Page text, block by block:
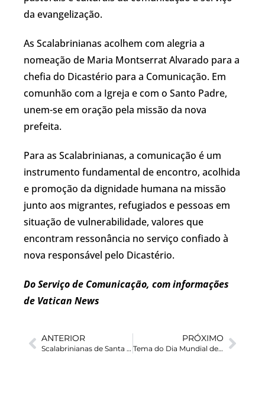
da evangelização.
As Scalabrinianas acolhem com alegria a
nomeação de Maria Montserrat Alvarado para a
chefia do Dicastério para a Comunicação. Em
comunhão com a Igreja e com o Santo Padre,
unem-se em oração pela missão da nova
prefeita.
Para as Scalabrinianas, a comunicação é um
instrumento fundamental de encontro, acolhida
e promoção da dignidade humana na missão
junto aos migrantes, refugiados e pessoas em
situação de vulnerabilidade, valores que
encontram ressonância no serviço confiado à
nova responsável pelo Dicastério.
Do Serviço de Comunicação, com informações
de Vatican News
ANTERIOR
Scalabrinianas de Santa Cruz celebran el legado de San Juan Bautista Scalabrini junto a migrantes y refugiados
PRÓXIMO
Tema do Dia Mundial de Oração pelo Cuidado da Criação 2026 destaca ligação entre conflitos armados e degradação ambiental